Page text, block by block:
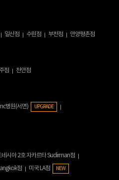
일산점 수원점 부천점 안양평촌점
점 천안점
병원(서면) UPGRADE
네시아 2호 자카르타 Sudirman점
점 미국 LA점 NEW